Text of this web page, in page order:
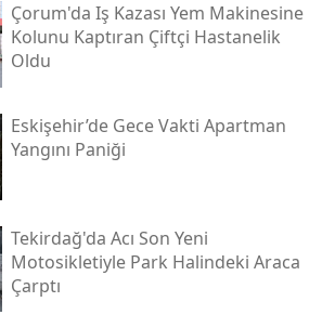
Çorum'da Iş Kazası Yem Makinesine
Kolunu Kaptıran Çiftçi Hastanelik
Oldu
Eskişehir’de Gece Vakti Apartman
Yangını Paniği
Tekirdağ'da Acı Son Yeni
Motosikletiyle Park Halindeki Araca
Çarptı